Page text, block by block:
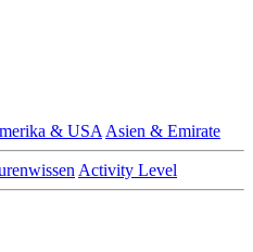
& USA Asien & Emirate
Activity Level